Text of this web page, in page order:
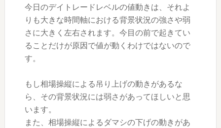
今日のデイトレードレベルの値動きは、それよ
りも大きな時間軸における背景状況の強さや弱
さに大きく左右されます。今目の前で起きてい
ることだけが原因で値が動くわけではないので
す。
もし相場操縦による吊り上げの動きがあるな
ら、その背景状況には弱さがあってほしいと思
います。
また、相場操縦によるダマシの下げの動きがあ